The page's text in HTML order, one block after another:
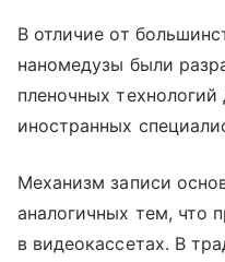
В отличие от
наномедузы были
пленочных
иностранных
Механизм записи
аналогичных тем, что
в видеокассетах. В